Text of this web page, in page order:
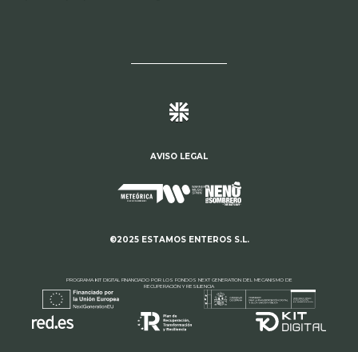
AVISO LEGAL
©2025 ESTAMOS ENTEROS S.L.
PROGRAMA KIT DIGITAL FINANCIADO POR LOS FONDOS NEXT GENERATION DEL MECANISMO DE
RECUPERACIÓN Y RESILIENCIA